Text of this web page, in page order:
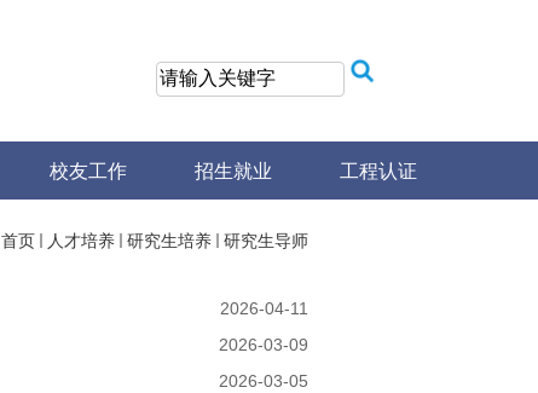
校友工作 招生就业 工程认证
首页 人才培养 研究生培养 研究生导师
2026-04-11
2026-03-09
2026-03-05